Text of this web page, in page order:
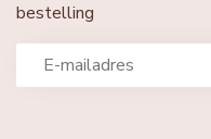
bestelling